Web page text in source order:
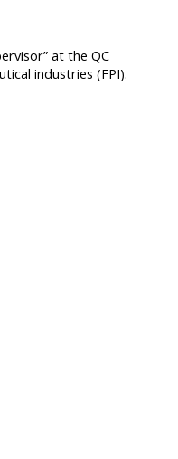
at the QC
industries (FPI).